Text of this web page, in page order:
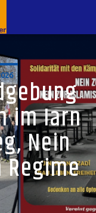
im Iarn
Nein